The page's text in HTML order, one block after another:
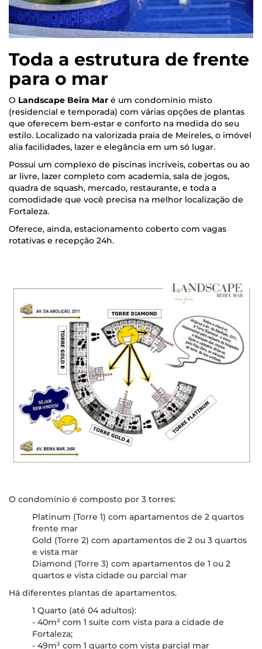
Toda a estrutura de frente
para o mar
O Landscape Beira Mar é um condomínio misto
(residencial e temporada) com várias opções de plantas
que oferecem bem-estar e conforto na medida do seu
estilo. Localizado na valorizada praia de Meireles, o imóvel
alia facilidades, lazer e elegância em um só lugar.
Possui um complexo de piscinas incríveis, cobertas ou ao
ar livre, lazer completo com academia, sala de jogos,
quadra de squash, mercado, restaurante, e toda a
comodidade que você precisa na melhor localização de
Fortaleza.
Oferece, ainda, estacionamento coberto com vagas
rotativas e recepção 24h.
O condomínio é composto por 3 torres:
Platinum (Torre 1) com apartamentos de 2 quartos
frente mar
Gold (Torre 2) com apartamentos de 2 ou 3 quartos
e vista mar
Diamond (Torre 3) com apartamentos de 1 ou 2
quartos e vista cidade ou parcial mar
Há diferentes plantas de apartamentos.
1 Quarto (até 04 adultos):
- 40m² com 1 suíte com vista para a cidade de
Fortaleza;
- 49m² com 1 quarto com vista parcial mar